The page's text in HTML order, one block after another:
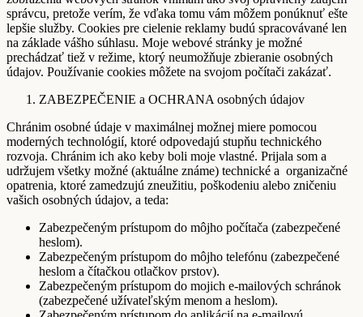
správcu, pretože verím, že vďaka tomu vám môžem ponúknuť ešte
lepšie služby. Cookies pre cielenie reklamy budú spracovávané len
na základe vášho súhlasu. Moje webové stránky je možné
prechádzať tiež v režime, ktorý neumožňuje zbieranie osobných
údajov. Používanie cookies môžete na svojom počítači zakázať.
ZABEZPEČENIE a OCHRANA osobných údajov
Chránim osobné údaje v maximálnej možnej miere pomocou
moderných technológií, ktoré odpovedajú stupňu technického
rozvoja. Chránim ich ako keby boli moje vlastné. Prijala som a
udržujem všetky možné (aktuálne známe) technické a organizačné
opatrenia, ktoré zamedzujú zneužitiu, poškodeniu alebo zničeniu
vašich osobných údajov, a teda:
Zabezpečeným prístupom do môjho počítača (zabezpečené
heslom).
Zabezpečeným prístupom do môjho telefónu (zabezpečené
heslom a čítačkou otlačkov prstov).
Zabezpečeným prístupom do mojich e-mailových schránok
(zabezpečené užívateľským menom a heslom).